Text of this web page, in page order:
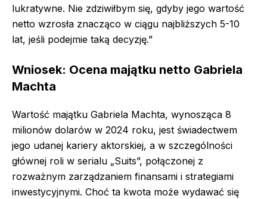
lukratywne. Nie zdziwiłbym się, gdyby jego wartość
netto wzrosła znacząco w ciągu najbliższych 5-10
lat, jeśli podejmie taką decyzję.”
Wniosek: Ocena majątku netto Gabriela
Machta
Wartość majątku Gabriela Machta, wynosząca 8
milionów dolarów w 2024 roku, jest świadectwem
jego udanej kariery aktorskiej, a w szczególności
głównej roli w serialu „Suits”, połączonej z
rozważnym zarządzaniem finansami i strategiami
inwestycyjnymi. Choć ta kwota może wydawać się